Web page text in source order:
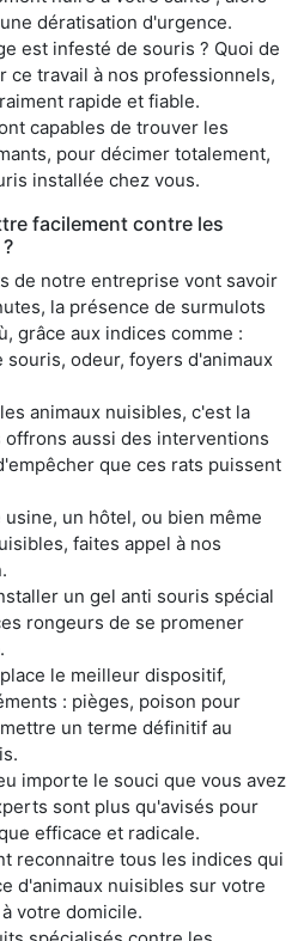
dératisation d'urgence.
est infesté de souris ? Quoi de
ce travail à nos professionnels,
rapide et fiable.
capables de trouver les
pour décimer totalement,
installée chez vous.
facilement contre les
de notre entreprise vont savoir
la présence de surmulots
grâce aux indices comme :
odeur, foyers d'animaux
animaux nuisibles, c'est la
aussi des interventions
que ces rats puissent
un hôtel, ou bien même
faites appel à nos
un gel anti souris spécial
rongeurs de se promener
le meilleur dispositif,
: pièges, poison pour
un terme définitif au
importe le souci que vous avez
sont plus qu'avisés pour
efficace et radicale.
reconnaitre tous les indices qui
d'animaux nuisibles sur votre
votre domicile.